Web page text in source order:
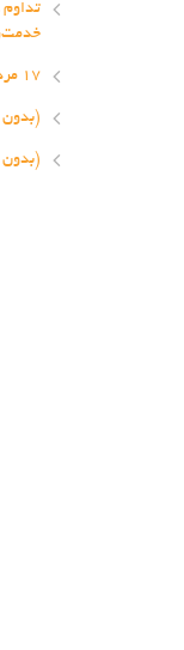
تداوم
۱۷ مردادماه؛ روز خبرنگار گرامی باد
(بدون
(بدون